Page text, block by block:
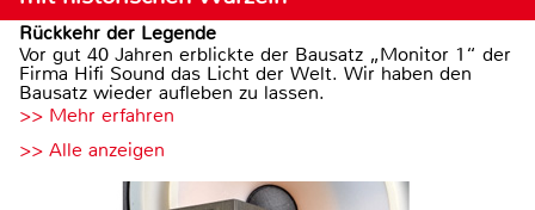
Rückkehr der Legende
Vor gut 40 Jahren erblickte der Bausatz „Monitor 1“ der
Firma Hifi Sound das Licht der Welt. Wir haben den
Bausatz wieder aufleben zu lassen.
>> Mehr erfahren
>> Alle anzeigen